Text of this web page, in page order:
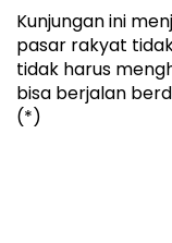
Kunjungan ini
pasar rakyat
tidak harus
bisa berjalan
(*)